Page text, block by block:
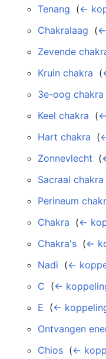
Tenang (←
Chakralaag (
Zevende
Kruin chakra (
3e-oog chakra
Keel chakra (
Hart chakra (
Zonnevlecht (
Sacraal chakra
Perineum
Chakra (←
Chakra's (←
Nadi (←
C (←
E (←
Ontvangen
Chios (←